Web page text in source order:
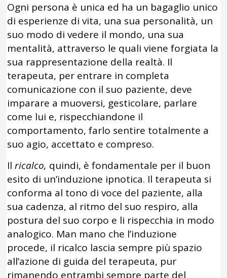
Ogni persona è unica ed ha un bagaglio unico
di esperienze di vita, una sua personalità, un
suo modo di vedere il mondo, una sua
mentalità, attraverso le quali viene forgiata la
sua rappresentazione della realtà. Il
terapeuta, per entrare in completa
comunicazione con il suo paziente, deve
imparare a muoversi, gesticolare, parlare
come lui e, rispecchiandone il
comportamento, farlo sentire totalmente a
suo agio, accettato e compreso.
Il ricalco, quindi, è fondamentale per il buon
esito di un’induzione ipnotica. Il terapeuta si
conforma al tono di voce del paziente, alla
sua cadenza, al ritmo del suo respiro, alla
postura del suo corpo e li rispecchia in modo
analogico. Man mano che l’induzione
procede, il ricalco lascia sempre più spazio
all’azione di guida del terapeuta, pur
rimanendo entrambi sempre parte del